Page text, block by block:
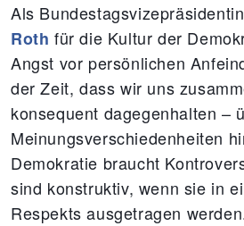
Als
Roth für die Kultur der
Angst vor persönlichen
der Zeit, dass wir uns
konsequent dagegenhalten –
Meinungsverschiedenheiten
Demokratie braucht
sind konstruktiv, wenn sie in
Respekts ausgetragen